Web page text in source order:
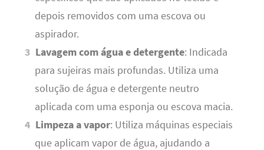
depois removidos com uma escova ou
aspirador.
Lavagem com água e detergente: Indicada
para sujeiras mais profundas. Utiliza uma
solução de água e detergente neutro
aplicada com uma esponja ou escova macia.
Limpeza a vapor: Utiliza máquinas especiais
que aplicam vapor de água, ajudando a